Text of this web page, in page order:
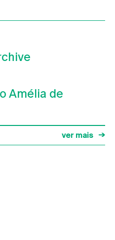
Amélia de
ver mais